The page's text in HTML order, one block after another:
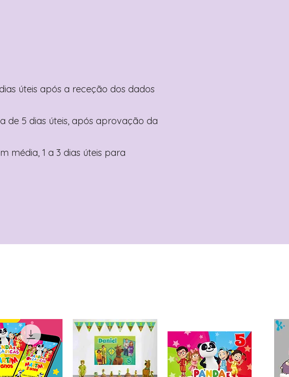
úteis após a receção dos dados
de 5 dias úteis, após aprovação da
média, 1 a 3 dias úteis para